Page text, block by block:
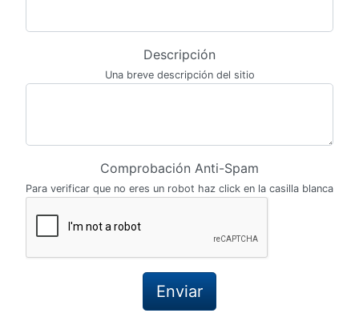
Descripción
Una breve descripción del sitio
Comprobación Anti-Spam
Para verificar que no eres un robot haz click en la casilla blanca